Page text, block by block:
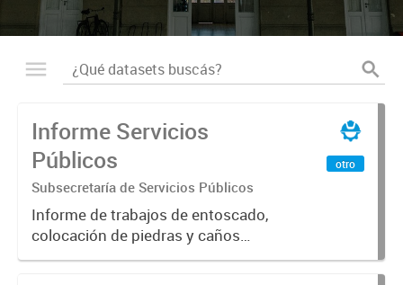
Informe Servicios
Públicos
Subsecretaría de Servicios Públicos
Informe de trabajos de entoscado,
colocación de piedras y caños
(zanjeo - cruce de calles) Informe
otro